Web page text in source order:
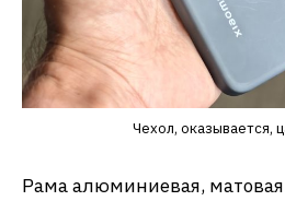
Чехол, оказывается,
Рама алюминиевая,